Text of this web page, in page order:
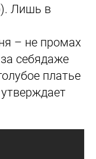
Лишь в
– не промах
себядаже
платье